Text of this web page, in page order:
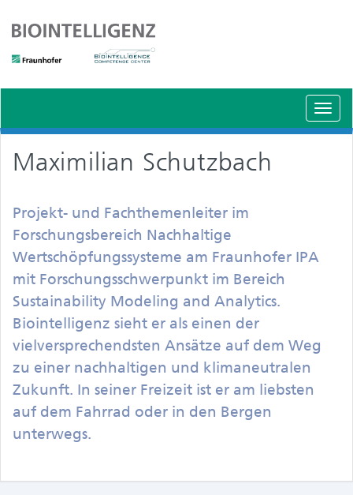
Maximilian Schutzbach
Projekt- und Fachthemenleiter im
Forschungsbereich Nachhaltige
Wertschöpfungssysteme am Fraunhofer IPA
mit Forschungsschwerpunkt im Bereich
Sustainability Modeling and Analytics.
Biointelligenz sieht er als einen der
vielversprechendsten Ansätze auf dem Weg
zu einer nachhaltigen und klimaneutralen
Zukunft. In seiner Freizeit ist er am liebsten
auf dem Fahrrad oder in den Bergen
unterwegs.